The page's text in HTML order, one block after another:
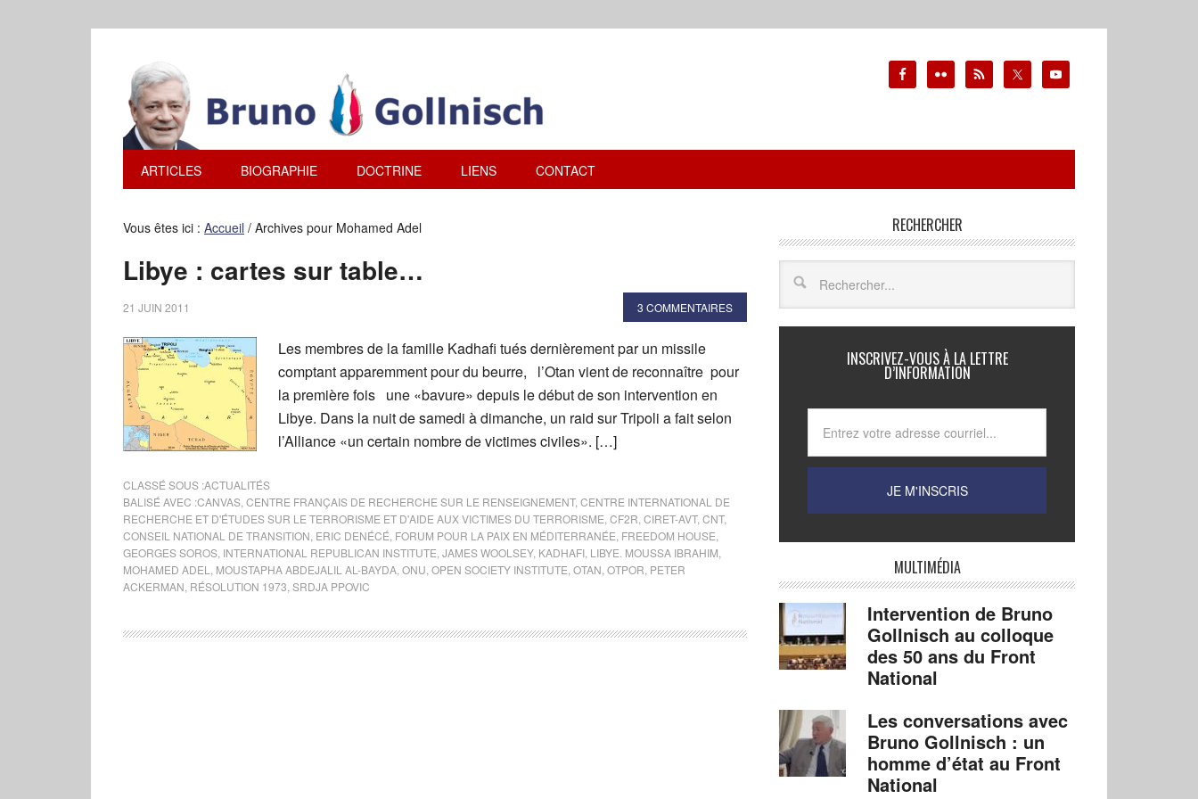
ARTICLES BIOGRAPHIE DOCTRINE LIENS CONTACT
Vous êtes ici : Accueil / Archives pour Mohamed Adel
Libye : cartes sur table…
21 JUIN 2011 3 COMMENTAIRES
Les membres de la famille Kadhafi tués dernièrement par un missile
comptant apparemment pour du beurre, l’Otan vient de reconnaître pour
la première fois une «bavure» depuis le début de son intervention en
Libye. Dans la nuit de samedi à dimanche, un raid sur Tripoli a fait selon
l’Alliance «un certain nombre de victimes civiles». […]
CLASSÉ SOUS :ACTUALITÉS
BALISÉ AVEC :CANVAS CENTRE FRANÇAIS DE RECHERCHE SUR LE RENSEIGNEMENT, CENTRE INTERNATIONAL DE
RECHERCHE ET D'ÉTUDES SUR LE TERRORISME ET D'AIDE AUX VICTIMES DU TERRORISME CF2R CIRET-AVT, CNT,
CONSEIL NATIONAL DE TRANSITION ERIC DENÉCÉ FORUM POUR LA PAIX EN MÉDITERRANÉE FREEDOM HOUSE
GEORGES SOROS INTERNATIONAL REPUBLICAN INSTITUTE JAMES WOOLSEY, KADHAFI LIBYE. MOUSSA IBRAHIM
MOHAMED ADEL
MOUSTAPHA ABDEJALIL AL-BAYDA ONU OPEN SOCIETY INSTITUTE OTAN OTPOR PETER
ACKERMAN RÉSOLUTION 1973 SRDJA PPOVIC
RECHERCHER
INSCRIVEZ-VOUS À LA LETTRE
D’INFORMATION
MULTIMÉDIA
Intervention de Bruno
Gollnisch au colloque
des 50 ans du Front
National
Les conversations avec
Bruno Gollnisch : un
homme d’état au Front
National